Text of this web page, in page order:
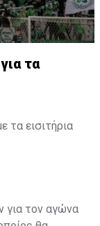
τα
τα εισιτήρια
για τον αγώνα